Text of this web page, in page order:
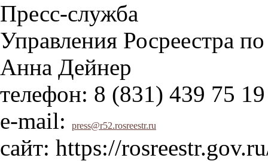
Пресс-служба
Управления Росреестра
Анна Дейнер
телефон: 8 (831) 439 75 19
е-mail:
press@r52.rosreestr.ru
сайт: https://